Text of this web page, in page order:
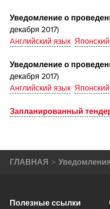
Уведомление о
декабря 2017)
Aнглийский язык
Уведомление о
декабря 2017)
Aнглийский язык
Запланированный
ГЛАВНАЯ
Полезные ссылки